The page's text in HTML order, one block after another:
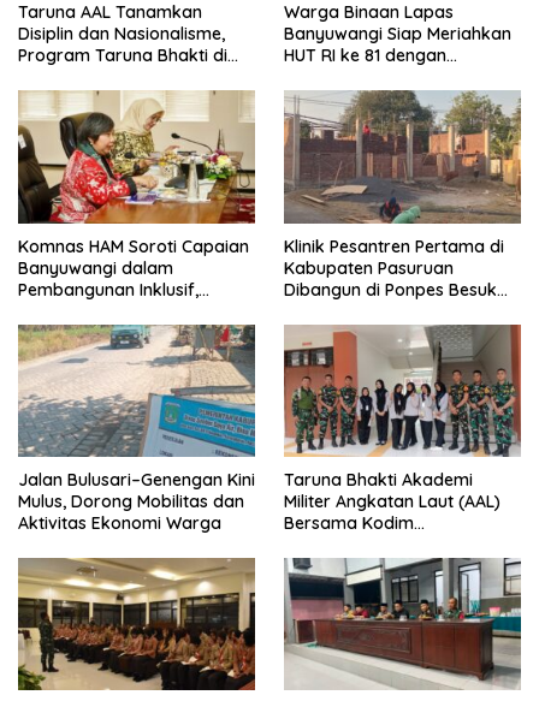
Taruna AAL Tanamkan
Disiplin dan Nasionalisme,
Program Taruna Bhakti di
Warga Binaan Lapas
Banyuwangi Siap Meriahkan
HUT RI ke 81 dengan
Komnas HAM Soroti Capaian
Banyuwangi dalam
Pembangunan Inklusif,
Nasional
Klinik Pesantren Pertama di
Kabupaten Pasuruan
Dibangun di Ponpes Besuk
Kesehatan Santri
Jalan Bulusari–Genengan Kini
Mulus, Dorong Mobilitas dan
Aktivitas Ekonomi Warga
Taruna Bhakti Akademi
Militer Angkatan Laut (AAL)
Bersama Kodim
Generasi Disiplin dan Berjiwa
Nasionalis